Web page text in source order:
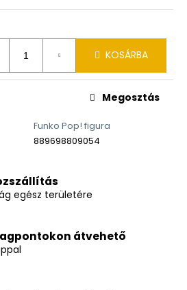
KOSÁRBA
Funko Pop! figura
889698809054
Megosztás
egész területére
átvehető